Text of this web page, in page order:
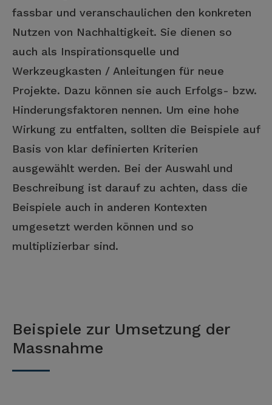
fassbar und veranschaulichen den konkreten
Nutzen von Nachhaltigkeit. Sie dienen so
auch als Inspirationsquelle und
Werkzeugkasten / Anleitungen für neue
Projekte. Dazu können sie auch Erfolgs- bzw.
Hinderungsfaktoren nennen. Um eine hohe
Wirkung zu entfalten, sollten die Beispiele auf
Basis von klar definierten Kriterien
ausgewählt werden. Bei der Auswahl und
Beschreibung ist darauf zu achten, dass die
Beispiele auch in anderen Kontexten
umgesetzt werden können und so
multiplizierbar sind.
Beispiele zur Umsetzung der
Massnahme